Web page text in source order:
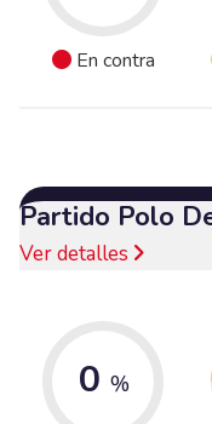
En contra
Partido Polo
Ver detalles
0 %